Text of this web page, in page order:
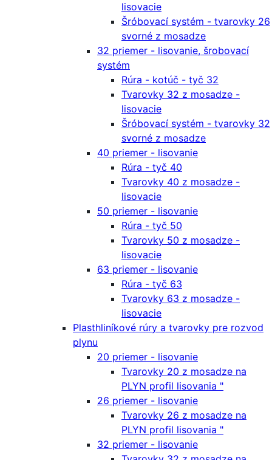
lisovacie
Šróbovací systém - tvarovky 26
svorné z mosadze
32 priemer - lisovanie, šrobovací
systém
Rúra - kotúč - tyč 32
Tvarovky 32 z mosadze -
lisovacie
Šróbovací systém - tvarovky 32
svorné z mosadze
40 priemer - lisovanie
Rúra - tyč 40
Tvarovky 40 z mosadze -
lisovacie
50 priemer - lisovanie
Rúra - tyč 50
Tvarovky 50 z mosadze -
lisovacie
63 priemer - lisovanie
Rúra - tyč 63
Tvarovky 63 z mosadze -
lisovacie
Plasthliníkové rúry a tvarovky pre rozvod
plynu
20 priemer - lisovanie
Tvarovky 20 z mosadze na
PLYN profil lisovania "
26 priemer - lisovanie
Tvarovky 26 z mosadze na
PLYN profil lisovania "
32 priemer - lisovanie